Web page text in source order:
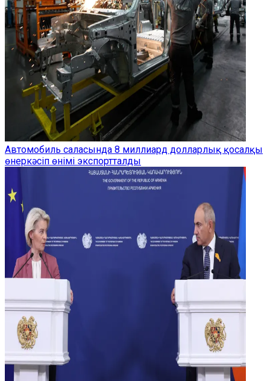
Автомобиль саласында 8 миллиард долларлық қосалқы
өнеркәсіп өнімі экспортталды